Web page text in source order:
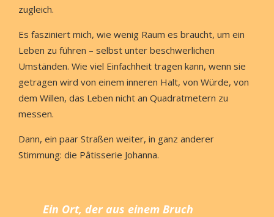
zugleich.
Es fasziniert mich, wie wenig Raum es braucht, um ein
Leben zu führen – selbst unter beschwerlichen
Umständen. Wie viel Einfachheit tragen kann, wenn sie
getragen wird von einem inneren Halt, von Würde, von
dem Willen, das Leben nicht an Quadratmetern zu
messen.
Dann, ein paar Straßen weiter, in ganz anderer
Stimmung: die Pâtisserie Johanna.
Ein Ort, der aus einem Bruch